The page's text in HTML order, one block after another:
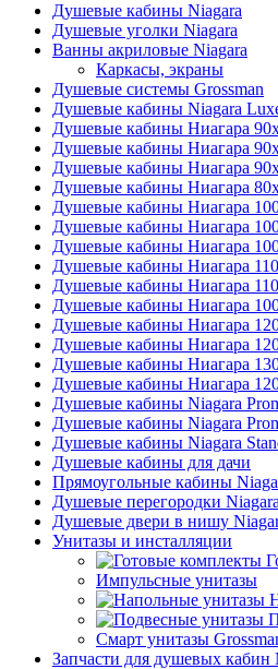
Душевые кабины Niagara
Душевые уголки Niagara
Ванны акриловые Niagara
Каркасы, экраны
Душевые системы Grossman
Душевые кабины Niagara
Душевые кабины Ниагара
Душевые кабины Ниагара
Душевые кабины Ниагара
Душевые кабины Ниагара
Душевые кабины Ниагара
Душевые кабины Ниагара
Душевые кабины Ниагара
Душевые кабины Ниагара
Душевые кабины Ниагара
Душевые кабины Ниагара
Душевые кабины Ниагара
Душевые кабины Ниагара
Душевые кабины Ниагара
Душевые кабины Ниагара
Душевые кабины Niagara
Душевые кабины Niagara
Душевые кабины Niagara
Душевые кабины для дачи
Прямоугольные кабины
Душевые перегородки Niagara
Душевые двери в нишу
Унитазы и инсталляции
Импульсные унитазы
Смарт унитазы
Запчасти для душевых кабин